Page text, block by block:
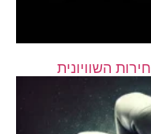
השוויונית